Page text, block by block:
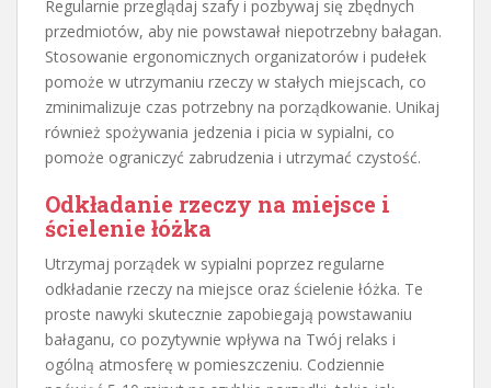
Regularnie przeglądaj szafy i pozbywaj się zbędnych
przedmiotów, aby nie powstawał niepotrzebny bałagan.
Stosowanie ergonomicznych organizatorów i pudełek
pomoże w utrzymaniu rzeczy w stałych miejscach, co
zminimalizuje czas potrzebny na porządkowanie. Unikaj
również spożywania jedzenia i picia w sypialni, co
pomoże ograniczyć zabrudzenia i utrzymać czystość.
Odkładanie rzeczy na miejsce i
ścielenie łóżka
Utrzymaj porządek w sypialni poprzez regularne
odkładanie rzeczy na miejsce oraz ścielenie łóżka. Te
proste nawyki skutecznie zapobiegają powstawaniu
bałaganu, co pozytywnie wpływa na Twój relaks i
ogólną atmosferę w pomieszczeniu. Codziennie